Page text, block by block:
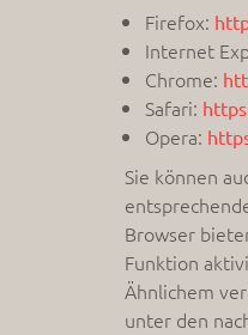
Firefox:
Internet
Chrome:
Safari:
Opera:
Sie können
Browser
Funktion
Ähnlichem
unter den